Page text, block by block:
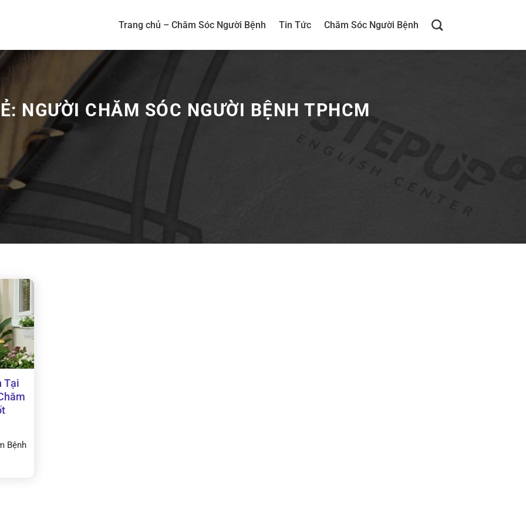
Trang chủ – Chăm Sóc Người Bệnh Tin Tức Chăm Sóc Người Bệnh
NGƯỜI CHĂM SÓC NGƯỜI BỆNH TPHCM
Tại
Bệnh